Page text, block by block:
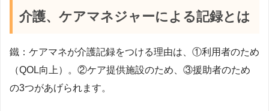
介護、ケアマネジャーによる記録とは
鐵：ケアマネが介護記録をつける理由は、①利用者のため
（QOL向上）。②ケア提供施設のため、③援助者のため
の3つがあげられます。